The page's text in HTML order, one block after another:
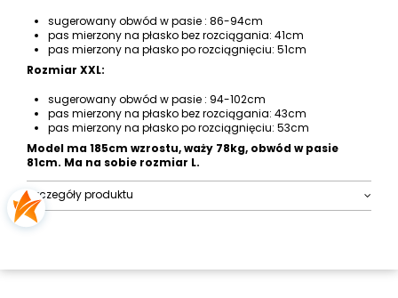
sugerowany obwód w pasie : 86-94cm
pas mierzony na płasko bez rozciągania: 41cm
pas mierzony na płasko po rozciągnięciu: 51cm
Rozmiar XXL:
sugerowany obwód w pasie : 94-102cm
pas mierzony na płasko bez rozciągania: 43cm
pas mierzony na płasko po rozciągnięciu: 53cm
Model ma 185cm wzrostu, waży 78kg, obwód w pasie
81cm. Ma na sobie rozmiar L.
Szczegóły produktu